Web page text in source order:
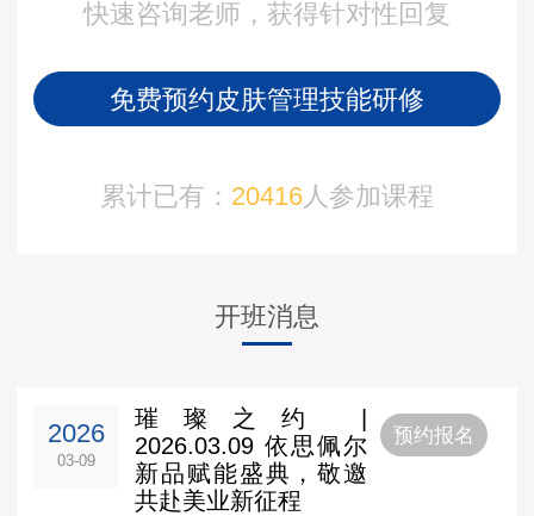
快速咨询老师，获得针对性回复
免费预约皮肤管理技能研修
累计已有： 20416人参加课程
开班消息
2026
03-09
璀璨之约 |
2026.03.09 依思佩尔
新品赋能盛典，敬邀
共赴美业新征程
预约报名